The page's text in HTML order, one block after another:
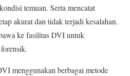
temuan. Serta mencatat
akurat dan tidak terjadi kesalahan.
ke fasilitas DVI untuk
menggunakan berbagai metode